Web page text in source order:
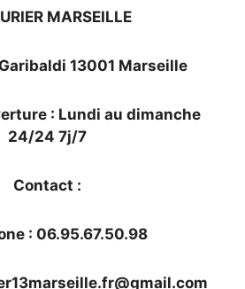
MARSEILLE
13001 Marseille
: Lundi au dimanche
24/24 7j/7
Contact :
: 06.95.67.50.98